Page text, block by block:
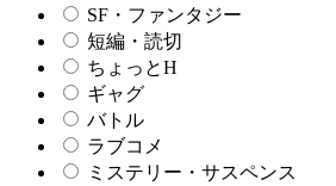
SF・ファンタジー
短編・読切
ちょっとH
ギャグ
バトル
ラブコメ
ミステリー・サスペンス